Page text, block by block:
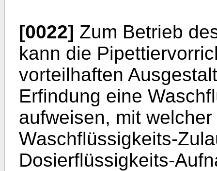
[0022] Zum Betrieb
kann die
vorteilhaften
Erfindung eine
aufweisen, mit
Waschflüssigkeits-
Dosierflüssigkeits-